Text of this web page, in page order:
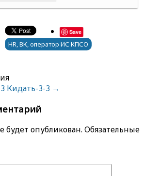
Save
HR, ВК, оператор ИС КПСО
Кидать-3-3 →
будет опубликован. Обязательные